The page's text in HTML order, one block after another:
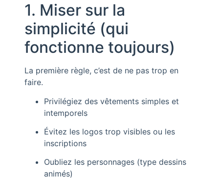
1. Miser sur la
simplicité (qui
fonctionne toujours)
La première règle, c’est de ne pas trop en
faire.
Privilégiez des vêtements simples et
intemporels
Évitez les logos trop visibles ou les
inscriptions
Oubliez les personnages (type dessins
animés)